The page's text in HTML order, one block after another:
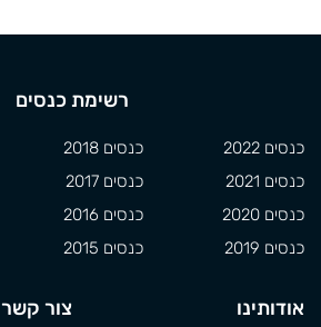
רשימת כנסים
כנסים 2022
כנסים 2021
כנסים 2020
כנסים 2019
כנסים 2018
כנסים 2017
כנסים 2016
כנסים 2015
אודותינו צור קשר